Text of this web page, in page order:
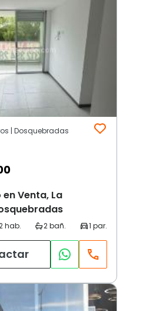
| Dosquebradas
Venta, La